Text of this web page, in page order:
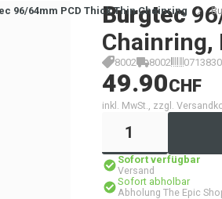
96/64mm PCD Thick Thin Chainring
Burgtec
Chainring,
8002 8002
49.90CHF
inkl. MwSt., zzgl.
Sofort verfügbar
Versand
Sofort abholbar
Abholung The Epic